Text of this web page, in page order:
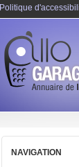
Politique
NAVIGATION